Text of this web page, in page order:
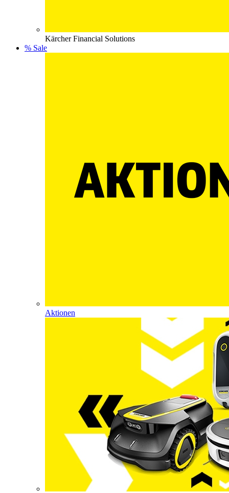
Kärcher Financial Solutions
% Sale
Aktionen